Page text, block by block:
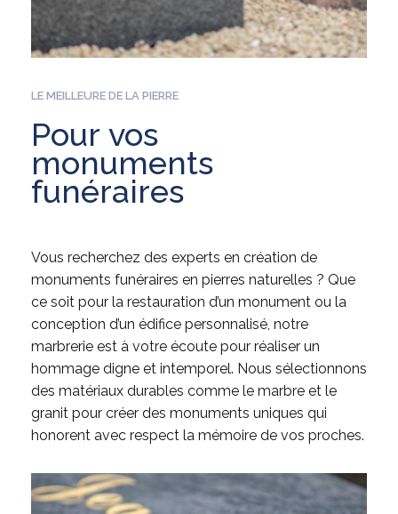
LE MEILLEURE DE LA PIERRE
Pour vos
monuments
funéraires
Vous recherchez des experts en création de
monuments funéraires en pierres naturelles ? Que
ce soit pour la restauration d’un monument ou la
conception d’un édifice personnalisé, notre
marbrerie est à votre écoute pour réaliser un
hommage digne et intemporel. Nous sélectionnons
des matériaux durables comme le marbre et le
granit pour créer des monuments uniques qui
honorent avec respect la mémoire de vos proches.